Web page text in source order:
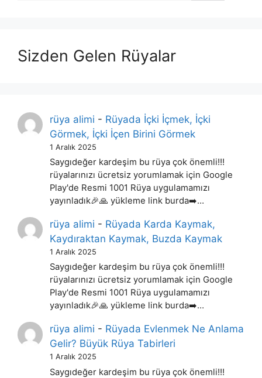
Sizden Gelen Rüyalar
rüya alimi - Rüyada İçki İçmek, İçki
Görmek, İçki İçen Birini Görmek
1 Aralık 2025
Saygıdeğer kardeşim bu rüya çok önemli!!!
rüyalarınızı ücretsiz yorumlamak için Google
Play'de Resmi 1001 Rüya uygulamamızı
yayınladık🎉🙏 yükleme link burda➡️…
rüya alimi - Rüyada Karda Kaymak,
Kaydıraktan Kaymak, Buzda Kaymak
1 Aralık 2025
Saygıdeğer kardeşim bu rüya çok önemli!!!
rüyalarınızı ücretsiz yorumlamak için Google
Play'de Resmi 1001 Rüya uygulamamızı
yayınladık🎉🙏 yükleme link burda➡️…
rüya alimi - Rüyada Evlenmek Ne Anlama
Gelir? Büyük Rüya Tabirleri
1 Aralık 2025
Saygıdeğer kardeşim bu rüya çok önemli!!!